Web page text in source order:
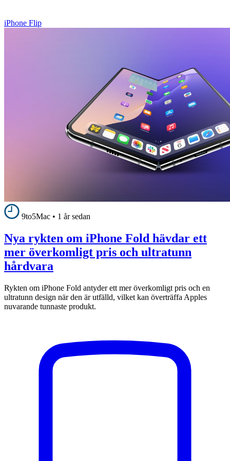
iPhone Flip
9to5Mac • 1 år sedan
Nya rykten om iPhone Fold hävdar ett
mer överkomligt pris och ultratunn
hårdvara
Rykten om iPhone Fold antyder ett mer överkomligt pris och en
ultratunn design när den är utfälld, vilket kan överträffa Apples
nuvarande tunnaste produkt.